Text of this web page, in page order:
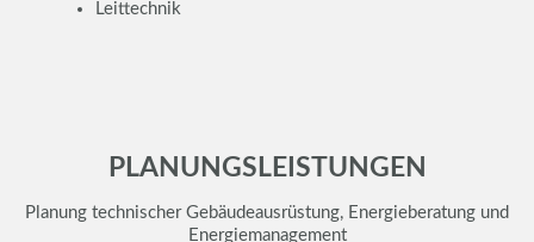
Leittechnik
PLANUNGSLEISTUNGEN
Planung technischer Gebäudeausrüstung, Energieberatung und
Energiemanagement